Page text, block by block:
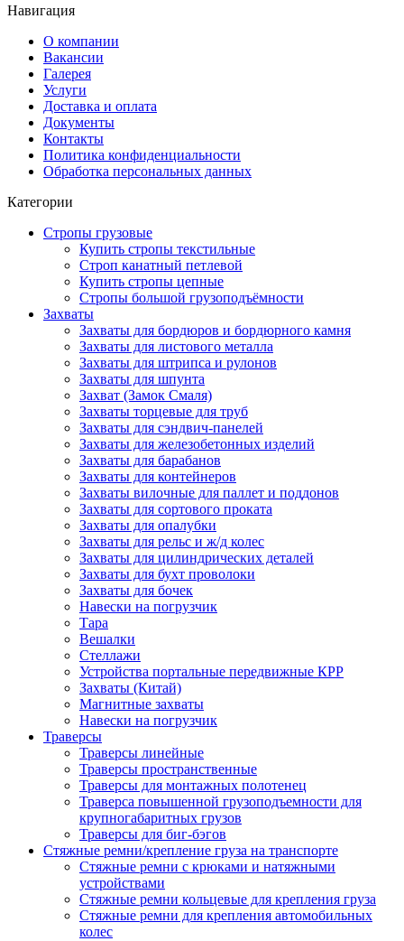
Навигация
О компании
Вакансии
Галерея
Услуги
Доставка и оплата
Документы
Контакты
Политика конфиденциальности
Обработка персональных данных
Категории
Стропы грузовые
Купить стропы текстильные
Строп канатный петлевой
Купить стропы цепные
Стропы большой грузоподъёмности
Захваты
Захваты для бордюров и бордюрного камня
Захваты для листового металла
Захваты для штрипса и рулонов
Захваты для шпунта
Захват (Замок Смаля)
Захваты торцевые для труб
Захваты для сэндвич-панелей
Захваты для железобетонных изделий
Захваты для барабанов
Захваты для контейнеров
Захваты вилочные для паллет и поддонов
Захваты для сортового проката
Захваты для опалубки
Захваты для рельс и ж/д колес
Захваты для цилиндрических деталей
Захваты для бухт проволоки
Захваты для бочек
Навески на погрузчик
Тара
Вешалки
Стеллажи
Устройства портальные передвижные КРР
Захваты (Китай)
Магнитные захваты
Навески на погрузчик
Траверсы
Траверсы линейные
Траверсы пространственные
Траверсы для монтажных полотенец
Траверса повышенной грузоподъемности для
крупногабаритных грузов
Траверсы для биг-бэгов
Стяжные ремни/крепление груза на транспорте
Стяжные ремни с крюками и натяжными
устройствами
Стяжные ремни кольцевые для крепления груза
Стяжные ремни для крепления автомобильных
колес